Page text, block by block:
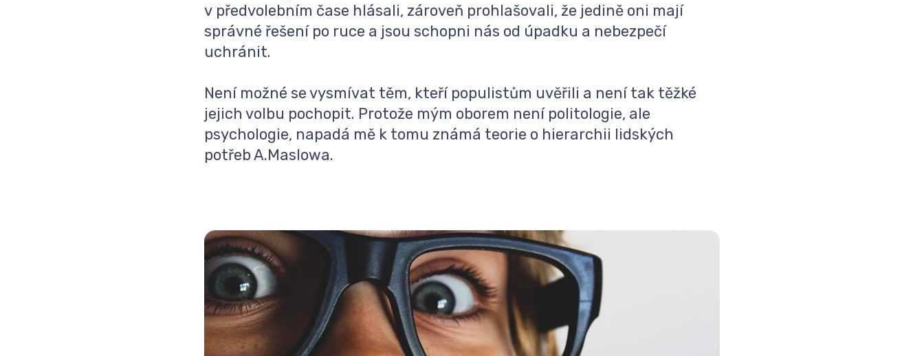
v předvolebním čase hlásali, zároveň prohlašovali, že jedině oni mají
správné řešení po ruce a jsou schopni nás od úpadku a nebezpečí
uchránit.
Není možné se vysmívat těm, kteří populistům uvěřili a není tak těžké
jejich volbu pochopit. Protože mým oborem není politologie, ale
psychologie, napadá mě k tomu známá teorie o hierarchii lidských
potřeb A.Maslowa.